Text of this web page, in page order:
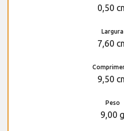
0,50
Largura
7,60
9,50
Peso
9,00 g